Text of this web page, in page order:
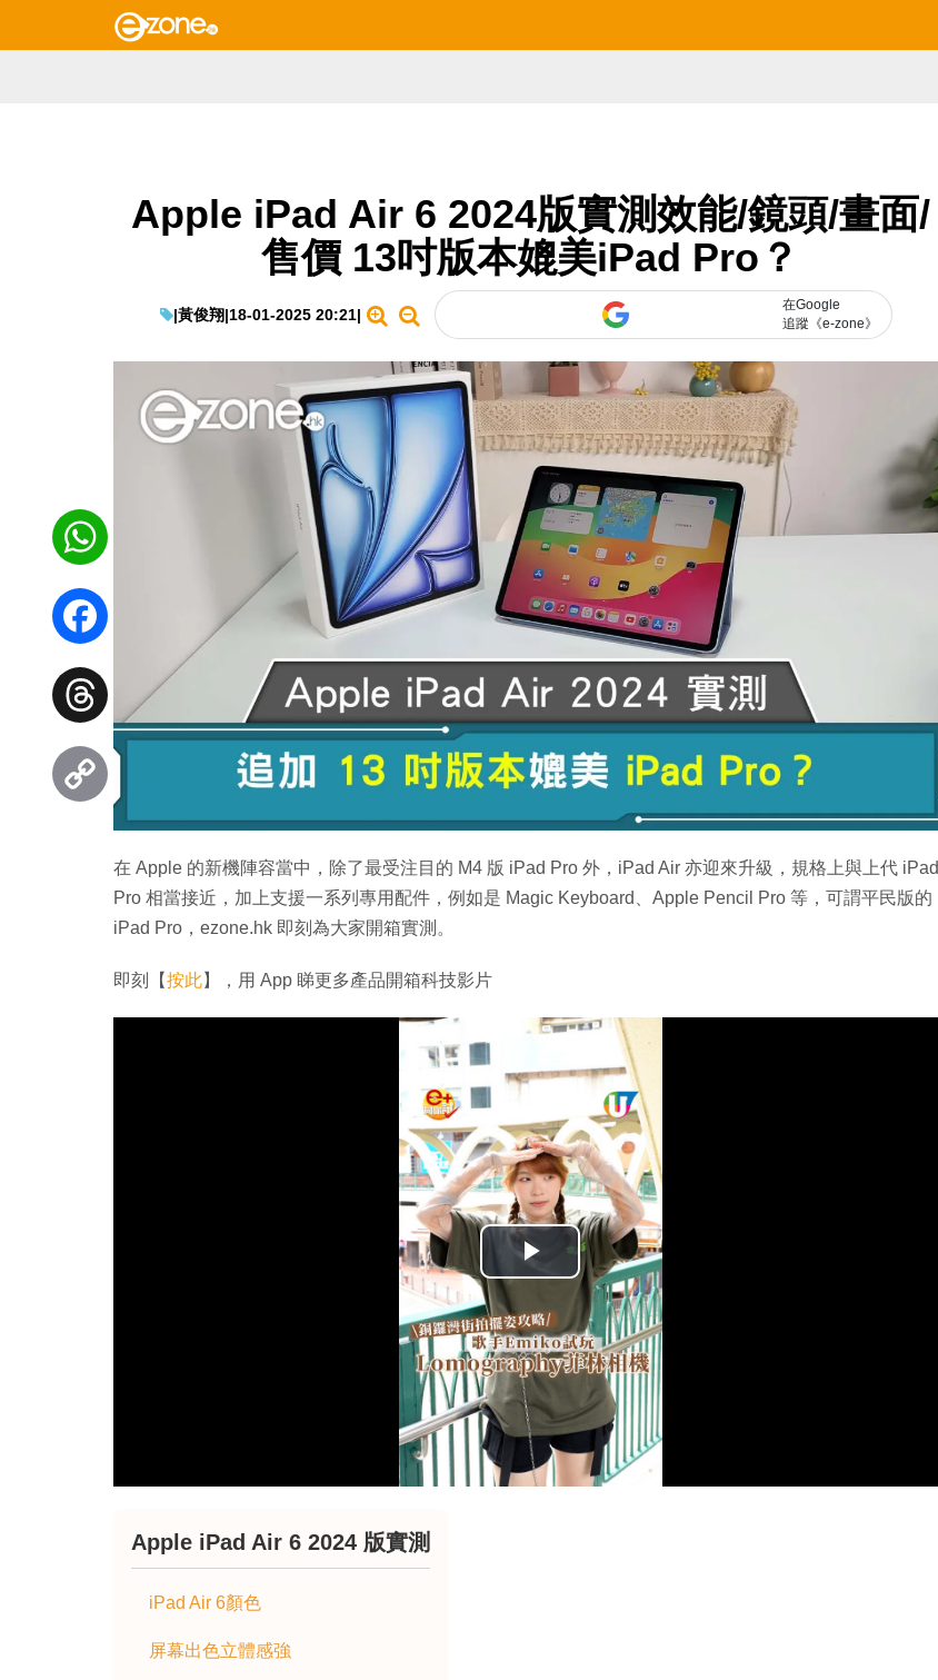
Apple iPad Air 6 2024版實測效能/鏡頭/畫面/
售價 13吋版本媲美iPad Pro？
|黃俊翔|18-01-2025 20:21|
在Google
追蹤《e-zone》
在 Apple 的新機陣容當中，除了最受注目的 M4 版 iPad Pro 外，iPad Air 亦迎來升級，規格上與上代 iPad
Pro 相當接近，加上支援一系列專用配件，例如是 Magic Keyboard、Apple Pencil Pro 等，可謂平民版的
iPad Pro，ezone.hk 即刻為大家開箱實測。
即刻【按此】，用 App 睇更多產品開箱科技影片
播
放
影
片
Apple iPad Air 6 2024 版實測
iPad Air 6顏色
屏幕出色立體感強
WhatsApp
Facebook
Threads
Copy
Link